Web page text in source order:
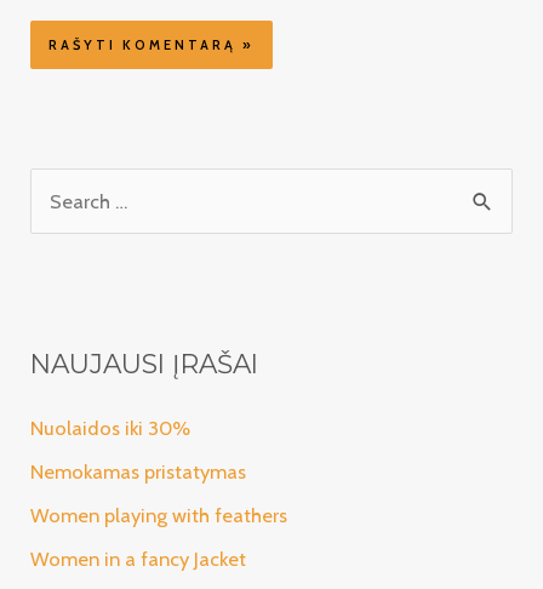
t
i
NAUJAUSI ĮRAŠAI
Nuolaidos iki 30%
Nemokamas pristatymas
Women playing with feathers
Women in a fancy Jacket